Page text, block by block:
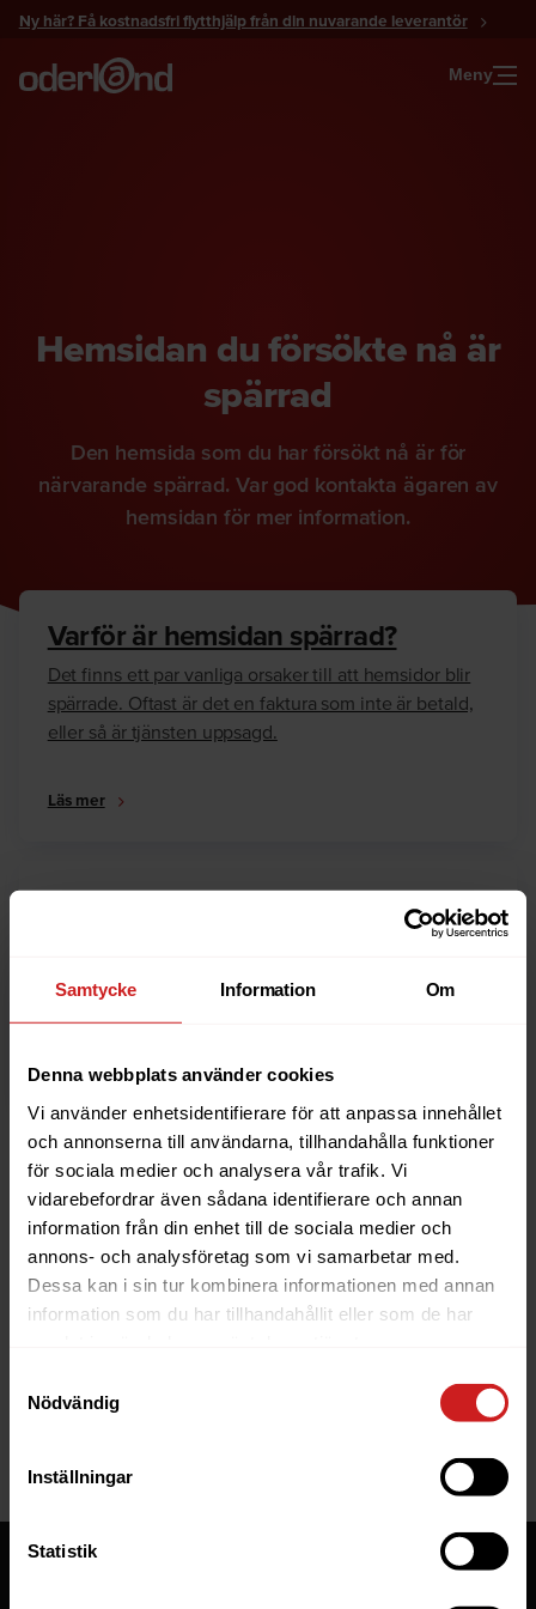
Samtycke Information Om
Denna webbplats använder cookies
Vi använder enhetsidentifierare för att anpassa innehållet
och annonserna till användarna, tillhandahålla funktioner
för sociala medier och analysera vår trafik. Vi
vidarebefordrar även sådana identifierare och annan
information från din enhet till de sociala medier och
annons- och analysföretag som vi samarbetar med.
Dessa kan i sin tur kombinera informationen med annan
information som du har tillhandahållit eller som de har
Nödvändig
Inställningar
Statistik
Gå
innehåll
Ny här? Få kostnadsfri flytthjälp från din nuvarande leverantör
Meny
Hemsidan du försökte nå är
spärrad
Den hemsida som du har försökt nå är för
närvarande spärrad. Var god kontakta ägaren av
hemsidan för mer information.
Varför är hemsidan spärrad?
Det finns ett par vanliga orsaker till att hemsidor blir
spärrade. Oftast är det en faktura som inte är betald,
eller så är tjänsten uppsagd.
Läs mer
Är du ägare till hemsidan eller domännamnet så har
anledningarna till varför en hemsida är spärrad.
Läs mer
The website you were trying to
reach has been suspended
If you are the owner of this website or domain please
read
website to be suspended.